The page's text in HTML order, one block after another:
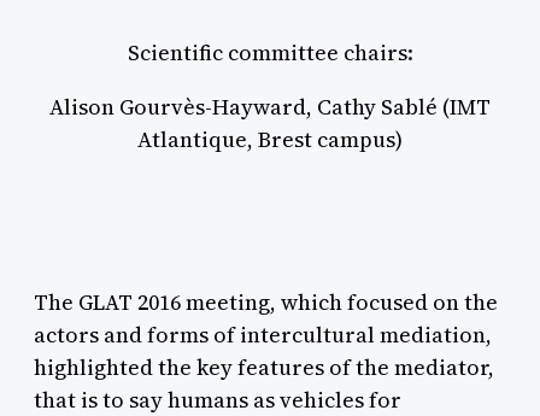
Scientific committee chairs:
Alison Gourvès-Hayward, Cathy Sablé (IMT
Atlantique, Brest campus)
The GLAT 2016 meeting, which focused on the
actors and forms of intercultural mediation,
highlighted the key features of the mediator,
that is to say humans as vehicles for